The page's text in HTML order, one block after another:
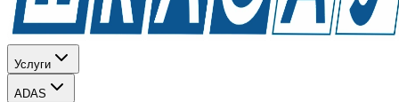
Услуги
ADAS